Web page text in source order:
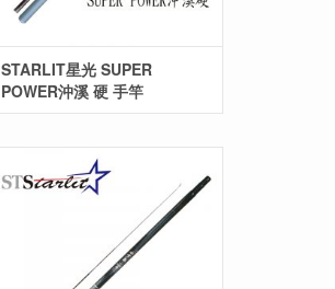
STARLIT星光 SUPER
POWER沖溪 硬 手竿